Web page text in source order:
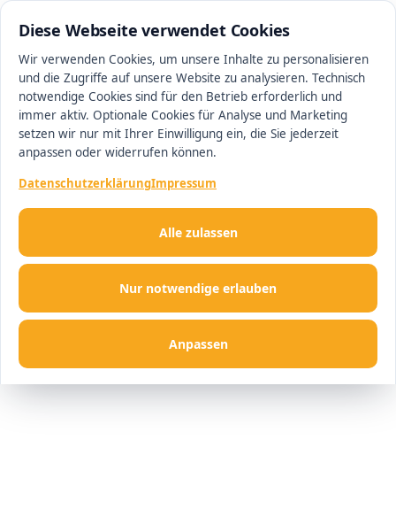
Diese Webseite verwendet Cookies
Wir verwenden Cookies, um unsere Inhalte zu personalisieren
und die Zugriffe auf unsere Website zu analysieren. Technisch
notwendige Cookies sind für den Betrieb erforderlich und
immer aktiv. Optionale Cookies für Analyse und Marketing
setzen wir nur mit Ihrer Einwilligung ein, die Sie jederzeit
anpassen oder widerrufen können.
DatenschutzerklärungImpressum
Nur notwendige erlauben
Anpassen
Alle zulassen